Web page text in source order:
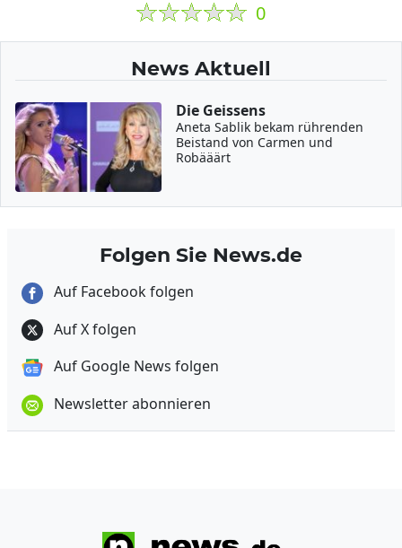
0
News Aktuell
Die Geissens
Aneta Sablik bekam rührenden
Beistand von Carmen und
Robääärt
Folgen Sie News.de
Auf Facebook folgen
Auf X folgen
Auf Google News folgen
Newsletter abonnieren